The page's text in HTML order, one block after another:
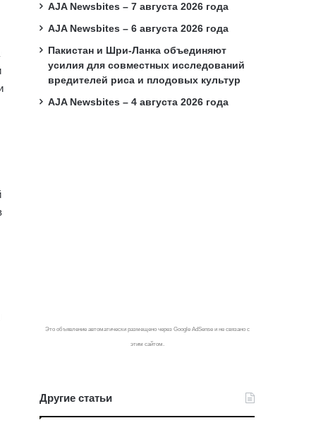
AJA Newsbites – 7 августа 2026 года
AJA Newsbites – 6 августа 2026 года
Пакистан и Шри-Ланка объединяют
усилия для совместных исследований
вредителей риса и плодовых культур
AJA Newsbites – 4 августа 2026 года
Это объявление автоматически размещено через Google AdSense и не связано с
этим сайтом.
Другие статьи